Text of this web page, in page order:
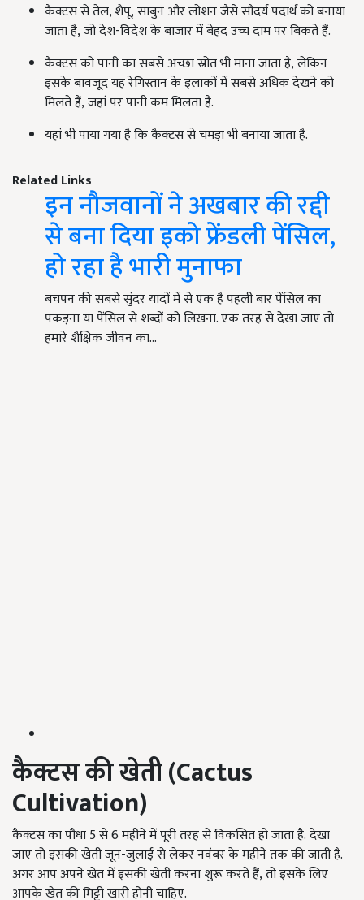
कैक्टस से तेल,शैंपू, साबुन और लोशन जैसे सौंदर्य पदार्थ को बनाया
जाता है, जो देश-विदेश के बाजार में बेहद उच्च दाम पर बिकते हैं.
कैक्टस को पानी का सबसे अच्छा स्रोत भी माना जाता है, लेकिन
इसके बावजूद यह रेगिस्तान के इलाकों में सबसे अधिक देखने को
मिलते हैं, जहां पर पानी कम मिलता है.
यहां भी पाया गया है कि कैक्टस से चमड़ा भी बनाया जाता है.
Related Links
इन नौजवानों ने अखबार की रद्दी
से बना दिया इको फ्रेंडली पेंसिल,
हो रहा है भारी मुनाफा
बचपन की सबसे सुंदर यादों में से एक है पहली बार पेंसिल का
पकड़ना या पेंसिल से शब्दों को लिखना. एक तरह से देखा जाए तो
हमारे शैक्षिक जीवन का…
कैक्टस की खेती (Cactus
Cultivation)
कैक्टस का पौधा 5 से 6 महीने में पूरी तरह से विकसित हो जाता है. देखा
जाए तो इसकी खेती जून-जुलाई से लेकर नवंबर के महीने तक की जाती है.
अगर आप अपने खेत में इसकी खेती करना शुरू करते हैं, तो इसके लिए
आपके खेत की मिट्टी खारी होनी चाहिए.